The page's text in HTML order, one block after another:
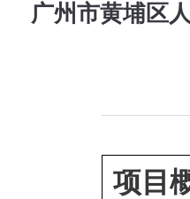
广州市黄埔区
项目